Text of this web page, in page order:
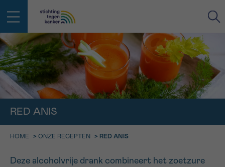
RED ANIS
HOME > ONZE RECEPTEN > RED ANIS
Deze alcoholvrije drank combineert het zoetzure
EMAIL
NAAM
IN DE STRIJD TEGEN KANKER STA
JE NIET ALLEEN
KIES DE TIJDSSPANNE VAN JE AFSPRAAK